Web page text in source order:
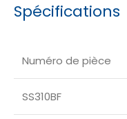
Spécifications
Numéro de pièce
SS310BF